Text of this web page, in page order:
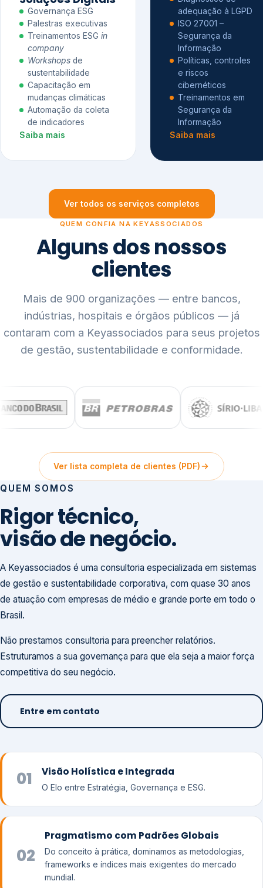
Governança ESG
Palestras executivas
Treinamentos ESG in
company
Workshops de
sustentabilidade
Capacitação em
mudanças climáticas
Automação da coleta
de indicadores
Saiba mais
adequação à LGPD
ISO 27001 –
Segurança da
Informação
Políticas, controles
e riscos
cibernéticos
Treinamentos em
Segurança da
Informação
Saiba mais
Ver todos os serviços completos
QUEM CONFIA NA KEYASSOCIADOS
Alguns dos nossos
clientes
Mais de 900 organizações — entre bancos,
indústrias, hospitais e órgãos públicos — já
contaram com a Keyassociados para seus projetos
de gestão, sustentabilidade e conformidade.
Ver lista completa de clientes (PDF)
QUEM SOMOS
Rigor técnico,
visão de negócio.
A Keyassociados é uma consultoria especializada em sistemas
de gestão e sustentabilidade corporativa, com quase 30 anos
de atuação com empresas de médio e grande porte em todo o
Brasil.
Não prestamos consultoria para preencher relatórios.
Estruturamos a sua governança para que ela seja a maior força
competitiva do seu negócio.
Entre em contato
01 Visão Holística e Integrada
O Elo entre Estratégia, Governança e ESG.
02
Pragmatismo com Padrões Globais
Do conceito à prática, dominamos as metodologias,
frameworks e índices mais exigentes do mercado
mundial.